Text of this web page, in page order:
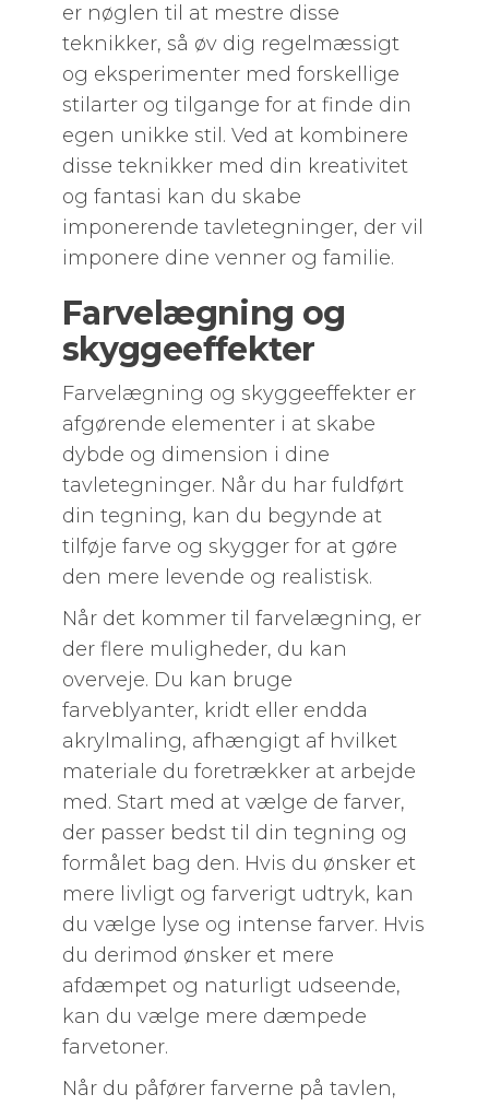
er nøglen til at mestre disse
teknikker, så øv dig regelmæssigt
og eksperimenter med forskellige
stilarter og tilgange for at finde din
egen unikke stil. Ved at kombinere
disse teknikker med din kreativitet
og fantasi kan du skabe
imponerende tavletegninger, der vil
imponere dine venner og familie.
Farvelægning og
skyggeeffekter
Farvelægning og skyggeeffekter er
afgørende elementer i at skabe
dybde og dimension i dine
tavletegninger. Når du har fuldført
din tegning, kan du begynde at
tilføje farve og skygger for at gøre
den mere levende og realistisk.
Når det kommer til farvelægning, er
der flere muligheder, du kan
overveje. Du kan bruge
farveblyanter, kridt eller endda
akrylmaling, afhængigt af hvilket
materiale du foretrækker at arbejde
med. Start med at vælge de farver,
der passer bedst til din tegning og
formålet bag den. Hvis du ønsker et
mere livligt og farverigt udtryk, kan
du vælge lyse og intense farver. Hvis
du derimod ønsker et mere
afdæmpet og naturligt udseende,
kan du vælge mere dæmpede
farvetoner.
Når du påfører farverne på tavlen,